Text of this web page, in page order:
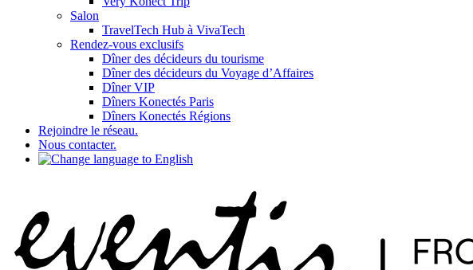
Salon
TravelTech Hub à VivaTech
Rendez-vous exclusifs
Dîner des décideurs du tourisme
Dîner des décideurs du Voyage d’Affaires
Dîner VIP
Dîners Konectés Paris
Dîners Konectés Régions
Rejoindre le réseau.
Nous contacter.